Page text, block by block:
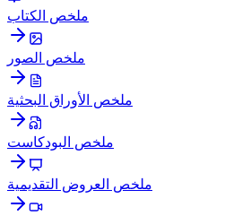
ملخص الكتاب
ملخص الصور
ملخص الأوراق البحثية
ملخص البودكاست
ملخص العروض التقديمية